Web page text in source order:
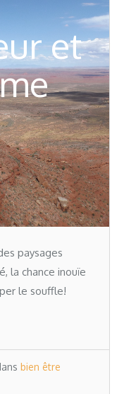
et
paysages
la chance inouïe
le souffle!
bien être